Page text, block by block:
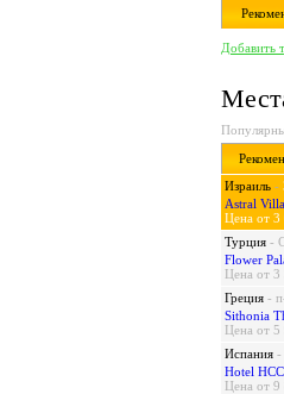
Добавить
Израиль -
Astral
Цена от 3
Турция -
Flower
Цена от 3
Греция -
Sithonia
Цена от 5
Испания -
Hotel
Цена от 9